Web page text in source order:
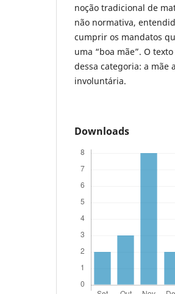
noção tradicional de
não normativa,
cumprir os mandatos
uma “boa mãe”. O
dessa categoria: a mãe
involuntária.
Downloads